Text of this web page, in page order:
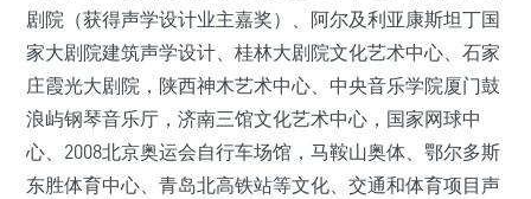
剧院（获得声学设计业主嘉奖）、阿尔及利亚康斯坦丁国
家大剧院建筑声学设计、桂林大剧院文化艺术中心、石家
庄霞光大剧院，陕西神木艺术中心、中央音乐学院厦门鼓
浪屿钢琴音乐厅，济南三馆文化艺术中心，国家网球中
心、2008北京奥运会自行车场馆，马鞍山奥体、鄂尔多斯
东胜体育中心、青岛北高铁站等文化、交通和体育项目声